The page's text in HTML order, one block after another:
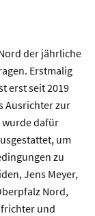
der jährliche
Erstmalig
erst seit 2019
Ausrichter zur
wurde dafür
um
zu
Jens Meyer,
Nord,
und